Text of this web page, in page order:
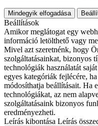
Mindegyik elfogadása
Beállítások
Amikor meglátogat egy
információ letölthető vagy
Mivel azt szeretnénk, hogy
szolgáltatásainkat, bizonyos
technológiák használatát
egyes kategóriák fejlécére,
módosíthatja beállításait. Ha
technológiákat, az nem
szolgáltatásaink bizonyos
eredményezheti.
Leírás kibontása Leírás